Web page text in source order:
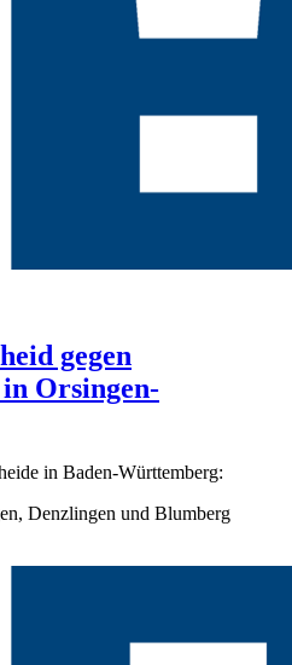
gegen
Orsingen-
in Baden-Württemberg:
Denzlingen und Blumberg